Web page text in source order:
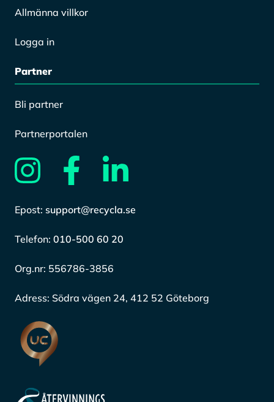
Allmänna villkor
Logga in
Partner
Bli partner
Partnerportalen
Epost: support@recycla.se
Telefon: 010-500 60 20
Org.nr: 556786-3856
Adress: Södra vägen 24, 412 52 Göteborg